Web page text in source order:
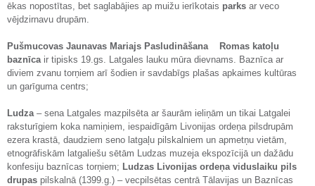
ēkas nopostītas, bet saglabājies ap muižu ierīkotais parks ar veco
vējdzirnavu drupām.
Pušmucovas Jaunavas Mariajs Pasludināšana Romas katoļu
baznīcair tipisks 19.gs. Latgales lauku mūra dievnams. Baznīca ar
diviem zvanu torņiem arī šodien ir savdabīgs plašas apkaimes kultūras
un garīguma centrs;
Ludza – sena Latgales mazpilsēta ar šaurām ieliņām un tikai Latgalei
raksturīgiem koka namiņiem, iespaidīgām Livonijas ordeņa pilsdrupām
ezera krastā, daudziem seno latgaļu pilskalniem un apmetņu vietām,
etnogrāfiskām latgaliešu sētām Ludzas muzeja ekspozīcijā un dažādu
konfesiju baznīcas torņiem; Ludzas Livonijas ordeņa viduslaiku pils
drupas pilskalnā (1399.g.) – vecpilsētas centrā Tālavijas un Baznīcas